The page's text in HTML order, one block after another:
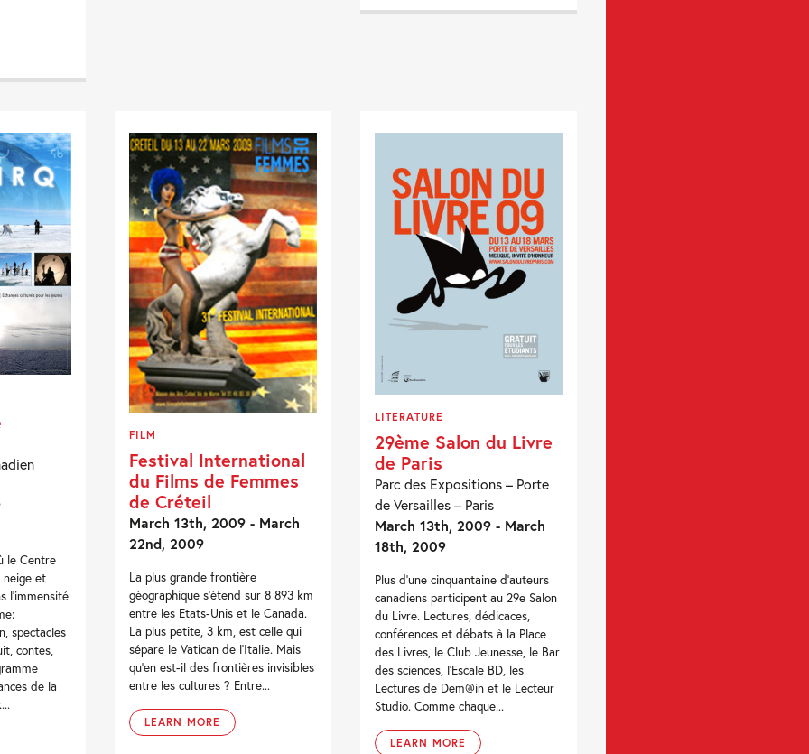
le Centre
et
l’immensité
spectacles
contes,
de la
FILM
Festival International
du Films de Femmes
de Créteil
March 13th, 2009 - March
22nd, 2009
La plus grande frontière
géographique s'étend sur 8 893 km
entre les Etats-Unis et le Canada.
La plus petite, 3 km, est celle qui
sépare le Vatican de l'Italie. Mais
qu'en est-il des frontières invisibles
entre les cultures ? Entre...
LEARN MORE
LITERATURE
29ème Salon du Livre
de Paris
Parc des Expositions – Porte
de Versailles – Paris
March 13th, 2009 - March
18th, 2009
Plus d’une cinquantaine d’auteurs
canadiens participent au 29e Salon
du Livre. Lectures, dédicaces,
conférences et débats à la Place
des Livres, le Club Jeunesse, le Bar
des sciences, l’Escale BD, les
Lectures de Dem@in et le Lecteur
Studio. Comme chaque...
LEARN MORE